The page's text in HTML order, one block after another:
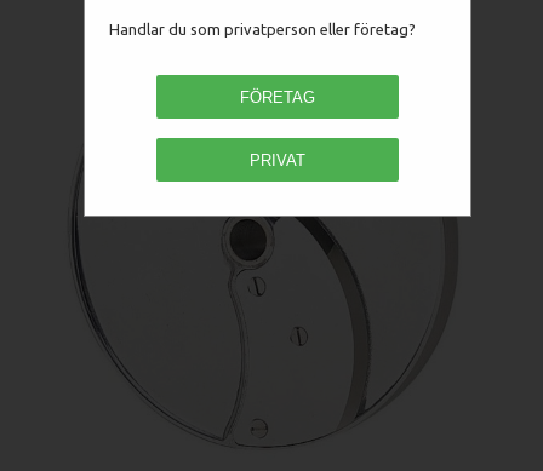
Handlar du som privatperson eller företag?
FÖRETAG
PRIVAT